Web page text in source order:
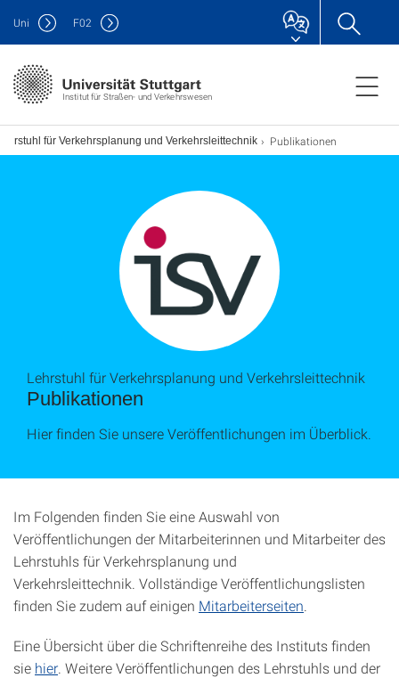
Institut für Straßen- und Verkehrswesen
Uni F02
für Verkehrsplanung und Verkehrsleittechnik Publikationen
Publikationen
Lehrstuhl für Verkehrsplanung und Verkehrsleittechnik
Hier finden Sie unsere Veröffentlichungen im Überblick.
Im Folgenden finden Sie eine Auswahl von
Veröffentlichungen der Mitarbeiterinnen und Mitarbeiter des
Lehrstuhls für Verkehrsplanung und
Verkehrsleittechnik. Vollständige Veröffentlichungslisten
finden Sie zudem auf einigen Mitarbeiterseiten
Eine Übersicht über die Schriftenreihe des Instituts finden
sie hier . Weitere Veröffentlichungen des Lehrstuhls und der